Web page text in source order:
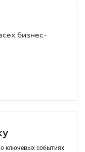
бизнес-
ключевых событиях